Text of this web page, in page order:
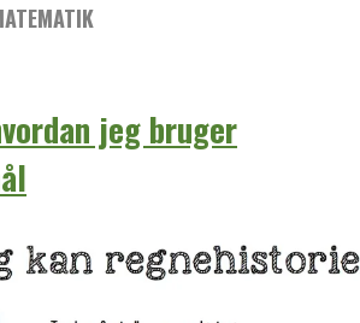
jeg bruger